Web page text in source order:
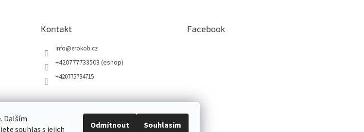
Dalším
souhlas s jejich
Odmítnout Souhlasím
Kontakt
info@erokob.cz
+420777733503 (eshop)
+420775734715
Facebook